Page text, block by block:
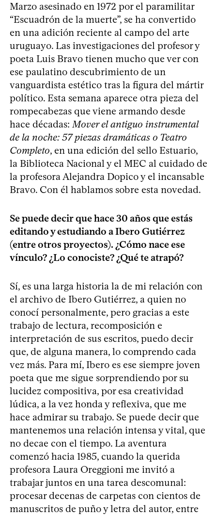
Marzo asesinado en 1972 por el paramilitar
“Escuadrón de la muerte”, se ha convertido
en una adición reciente al campo del arte
uruguayo. Las investigaciones del profesor y
poeta Luis Bravo tienen mucho que ver con
ese paulatino descubrimiento de un
vanguardista estético tras la figura del mártir
político. Esta semana aparece otra pieza del
rompecabezas que viene armando desde
hace décadas: Mover el antiguo instrumental
de la noche: 57 piezas dramáticas o Teatro
Completo, en una edición del sello Estuario,
la Biblioteca Nacional y el MEC al cuidado de
la profesora Alejandra Dopico y el incansable
Bravo. Con él hablamos sobre esta novedad.
Se puede decir que hace 30 años que estás
editando y estudiando a Ibero Gutiérrez
(entre otros proyectos). ¿Cómo nace ese
vínculo? ¿Lo conociste? ¿Qué te atrapó?
Sí, es una larga historia la de mi relación con
el archivo de Ibero Gutiérrez, a quien no
conocí personalmente, pero gracias a este
trabajo de lectura, recomposición e
interpretación de sus escritos, puedo decir
que, de alguna manera, lo comprendo cada
vez más. Para mí, Ibero es ese siempre joven
poeta que me sigue sorprendiendo por su
lucidez compositiva, por esa creatividad
lúdica, a la vez honda y reflexiva, que me
hace admirar su trabajo. Se puede decir que
mantenemos una relación intensa y vital, que
no decae con el tiempo. La aventura
comenzó hacia 1985, cuando la querida
profesora Laura Oreggioni me invitó a
trabajar juntos en una tarea descomunal:
procesar decenas de carpetas con cientos de
manuscritos de puño y letra del autor, entre